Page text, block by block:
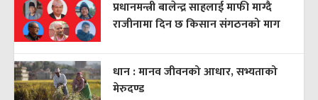
प्रधानमन्त्री बालेन्द्र साहलाई माफी माग्दै
राजीनामा दिन छ किसान संगठनको माग
धान : मानव जीवनको आधार, सभ्यताको
मेरुदण्ड